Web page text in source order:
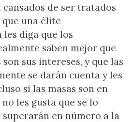
​​de ser tratados
una élite
diga que los
saben mejor que
sus intereses, y que las
se darán cuenta y les
si las masas son en
les gusta que se lo
superarán en número a la